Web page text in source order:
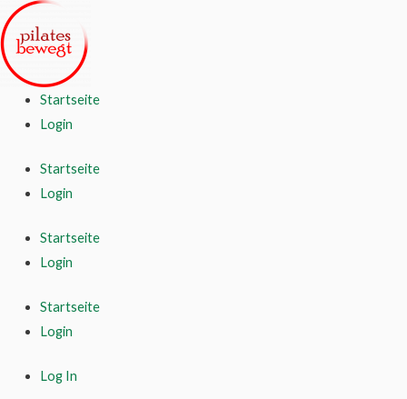
Startseite
Login
Startseite
Login
Startseite
Login
Startseite
Login
Log In